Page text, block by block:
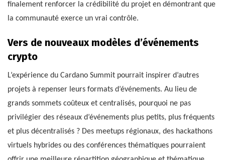
finalement renforcer la crédibilité du projet en démontrant que
la communauté exerce un vrai contrôle.
Vers de nouveaux modèles d’événements
crypto
L’expérience du Cardano Summit pourrait inspirer d’autres
projets à repenser leurs formats d’événements. Au lieu de
grands sommets coûteux et centralisés, pourquoi ne pas
privilégier des réseaux d’événements plus petits, plus fréquents
et plus décentralisés ? Des meetups régionaux, des hackathons
virtuels hybrides ou des conférences thématiques pourraient